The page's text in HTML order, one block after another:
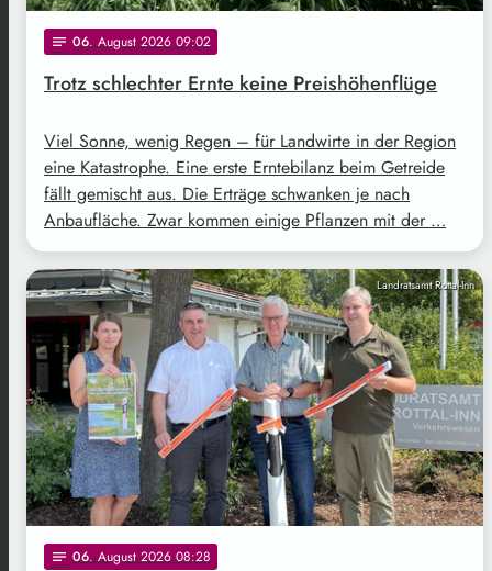
notes 06. August 2026 09:02
Trotz schlechter Ernte keine Preishöhenflüge
Viel Sonne, wenig Regen – für Landwirte in der Region
eine Katastrophe. Eine erste Erntebilanz beim Getreide
fällt gemischt aus. Die Erträge schwanken je nach
Anbaufläche. Zwar kommen einige Pflanzen mit der …
Landratsamt Rottal-Inn
notes 06. August 2026 08:28